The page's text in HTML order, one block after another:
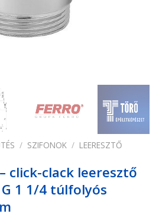
/ SZIFONOK / LEERESZTŐ
click-clack leeresztő
1 1/4 túlfolyós